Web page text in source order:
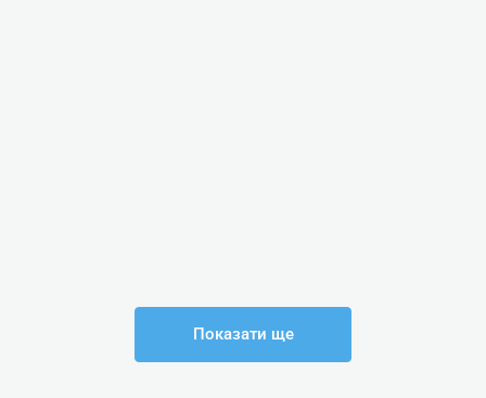
Показати ще